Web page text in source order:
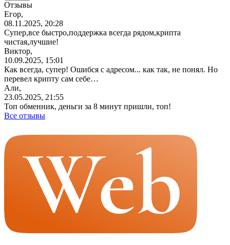
Отзывы
Егор,
08.11.2025, 20:28
Супер,все быстро,поддержка всегда рядом,крипта
чистая,лучшие!
Виктор,
10.09.2025, 15:01
Как всегда, супер! Ошибся с адресом... как так, не понял. Но
перевел крипту сам себе…
Али,
23.05.2025, 21:55
Топ обменник, деньги за 8 минут пришли, топ!
Все отзывы